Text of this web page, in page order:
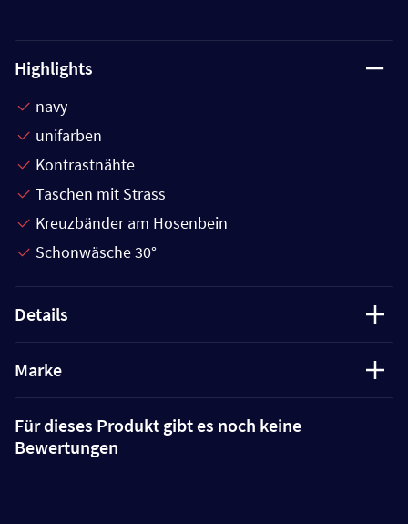
Highlights
navy
unifarben
Kontrastnähte
Taschen mit Strass
Kreuzbänder am Hosenbein
Schonwäsche 30°
Details
Marke
Für dieses Produkt gibt es noch keine
Bewertungen